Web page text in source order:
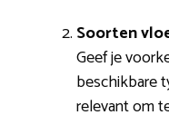
Soorten
Geef je
beschikbare
relevant om